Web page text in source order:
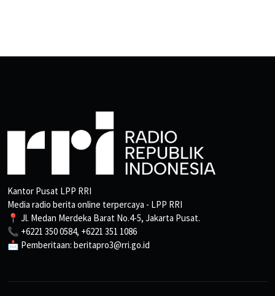
Kantor Pusat LPP RRI
Media radio berita online terpercaya - LPP RRI
📍 Jl. Medan Merdeka Barat No.4-5, Jakarta Pusat.
📞 +6221 350 0584, +6221 351 1086
📩 Pemberitaan: beritapro3@rri.go.id